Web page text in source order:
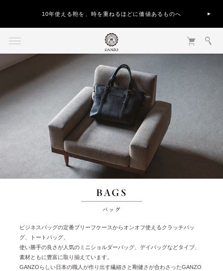
10年使える鞄を、時を重ねるほどに価値あるものへ
ビジネスバッグの定番ブリーフケースからオンオフ使えるクラッチバッ
グ、トートバッグ、
使い勝手の良さが人気のミニショルダーバッグ、デイバッグなどタイプ、
素材ともに豊富に取り揃えています。
GANZOらしい日本の職人が作り出す繊細さと剛健さが合わさったGANZO